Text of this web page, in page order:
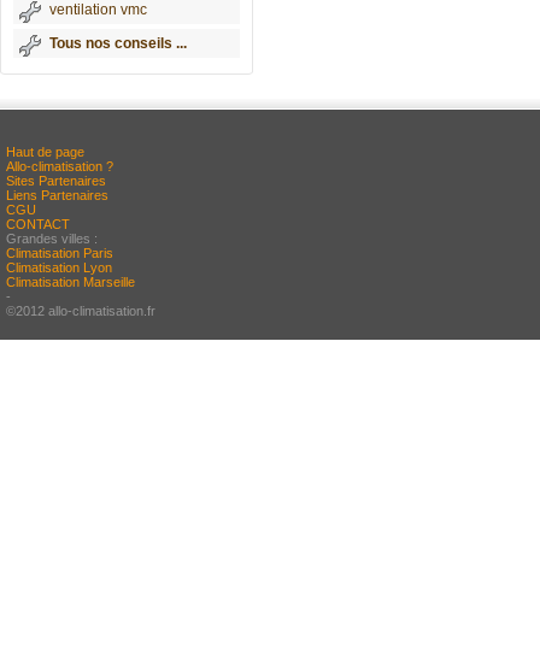
ventilation vmc
Tous nos conseils ...
Haut de page
Allo-climatisation ?
Sites Partenaires
Liens Partenaires
CGU
CONTACT
Grandes villes :
Climatisation Paris
Climatisation Lyon
Climatisation Marseille
-
©2012 allo-climatisation.fr